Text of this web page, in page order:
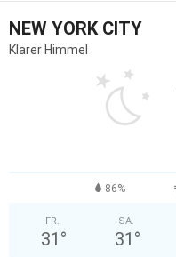
NEW YORK CITY
Klarer Himmel
86%
FR.
31 °
SA.
31 °